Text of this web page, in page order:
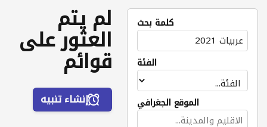
كلمة بحث
الفئة
الموقع الجغرافي
لم يتم
العثور على
قوائم
إنشاء تنبيه